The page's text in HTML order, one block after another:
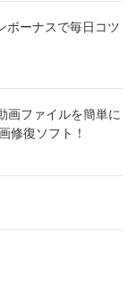
ボーナスで毎日コツ
画ファイルを簡単に
修復ソフト！